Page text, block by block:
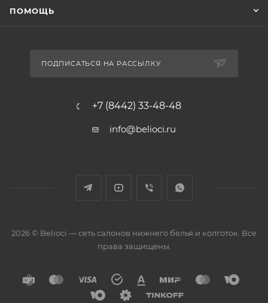
ПОМОЩЬ
ПОДПИСАТЬСЯ НА РАССЫЛКУ
+7 (8442) 33-48-48
info@belioci.ru
2026 © Belioci — сеть салонов нижнего белья и колготок. Все
права защищены.